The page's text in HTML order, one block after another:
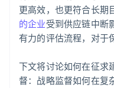
更高效，也更符合长期
的企业受到供应链中断
有力的评估流程，对于
下文将讨论如何在征求
督：战略监督如何在复